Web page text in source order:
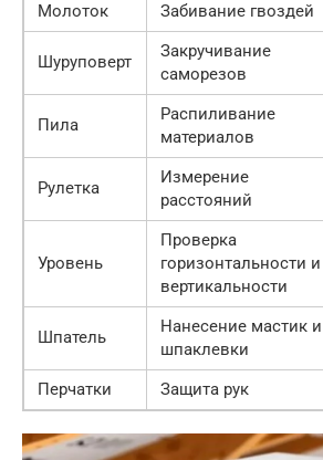
Молоток
Забивание гвоздей
Шуруповерт
Закручивание
саморезов
Пила
Распиливание
материалов
Рулетка
Измерение
расстояний
Уровень
Проверка
горизонтальности и
вертикальности
Шпатель
Нанесение мастик и
шпаклевки
Перчатки Защита рук